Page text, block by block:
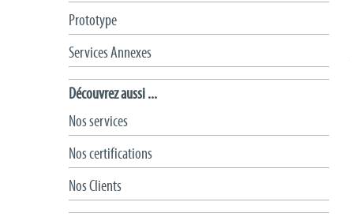
Prototype
Services Annexes
Découvrez aussi ...
Nos services
Nos certifications
Nos Clients